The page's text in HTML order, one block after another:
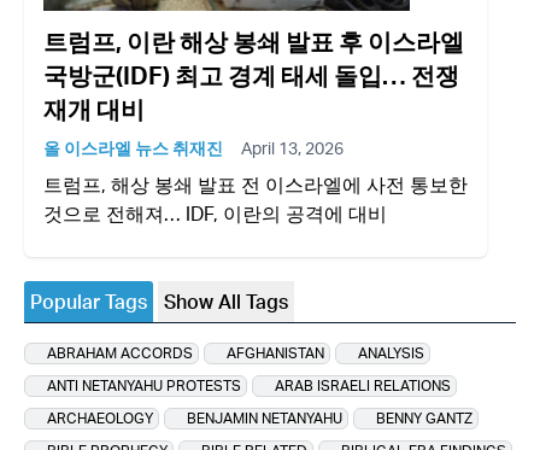
트럼프, 이란 해상 봉쇄 발표 후 이스라엘
국방군(IDF) 최고 경계 태세 돌입… 전쟁
재개 대비
올 이스라엘 뉴스 취재진 April 13, 2026
트럼프, 해상 봉쇄 발표 전 이스라엘에 사전 통보한
것으로 전해져… IDF, 이란의 공격에 대비
Popular Tags Show All Tags
ABRAHAM ACCORDS AFGHANISTAN
ANALYSIS
ANTI NETANYAHU PROTESTS
ARAB ISRAELI RELATIONS
ARCHAEOLOGY
BENJAMIN NETANYAHU
BENNY GANTZ